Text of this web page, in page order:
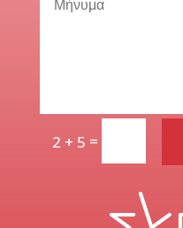
2 + 5 =